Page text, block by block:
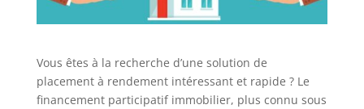
Vous êtes à la recherche d’une solution de
placement à rendement intéressant et rapide ? Le
financement participatif immobilier, plus connu sous